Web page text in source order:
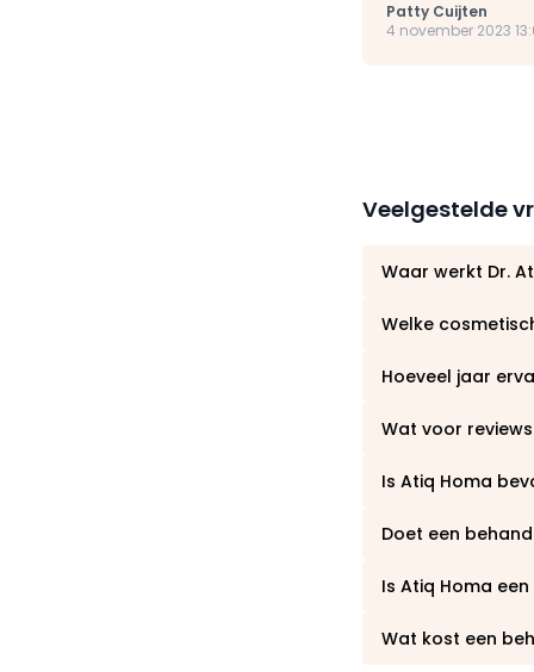
Patty Cuijten
4 november 2023
Veelgestelde
Waar werkt Dr.
Welke
Hoeveel jaar
Wat voor
Is Atiq Homa
Doet een
Is Atiq Homa
Wat kost een